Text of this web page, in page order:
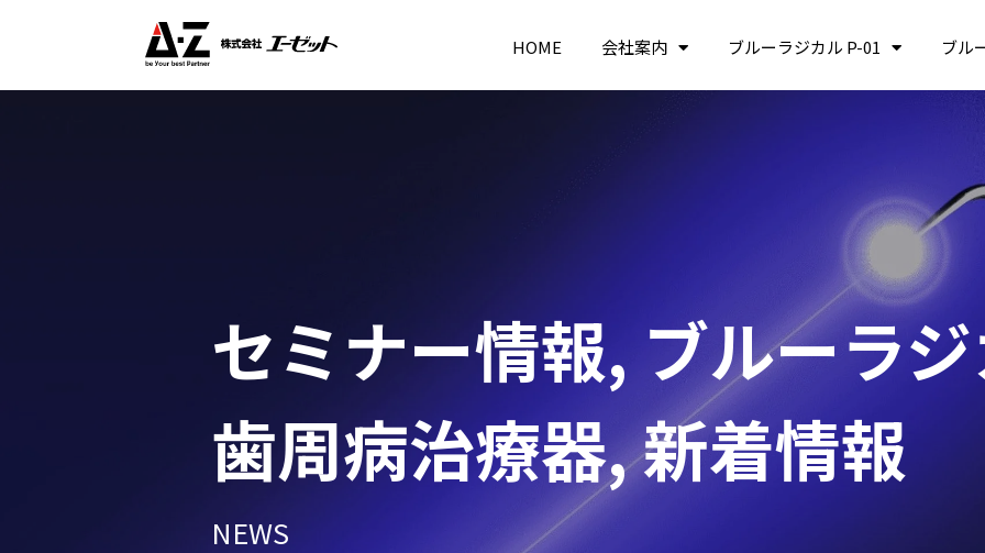
HOME 会社案内 ブルーラジカル P-01 ブル
セミナー情報, ブルーラ
歯周病治療器,新着情報
NEWS